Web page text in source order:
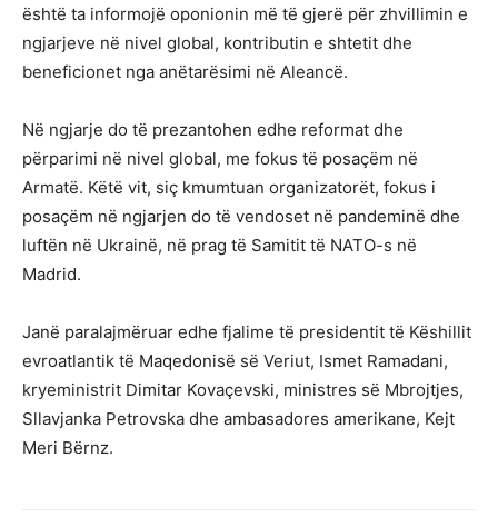
është ta informojë oponionin më të gjerë për zhvillimin e
ngjarjeve në nivel global, kontributin e shtetit dhe
beneficionet nga anëtarësimi në Aleancë.
Në ngjarje do të prezantohen edhe reformat dhe
përparimi në nivel global, me fokus të posaçëm në
Armatë. Këtë vit, siç kmumtuan organizatorët, fokus i
posaçëm në ngjarjen do të vendoset në pandeminë dhe
luftën në Ukrainë, në prag të Samitit të NATO-s në
Madrid.
Janë paralajmëruar edhe fjalime të presidentit të Këshillit
evroatlantik të Maqedonisë së Veriut, Ismet Ramadani,
kryeministrit Dimitar Kovaçevski, ministres së Mbrojtjes,
Sllavjanka Petrovska dhe ambasadores amerikane, Kejt
Meri Bërnz.